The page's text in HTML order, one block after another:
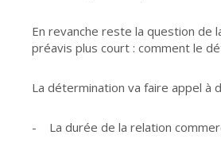
En revanche reste la question de
préavis plus court : comment le
La détermination va faire appel à
- La durée de la relation